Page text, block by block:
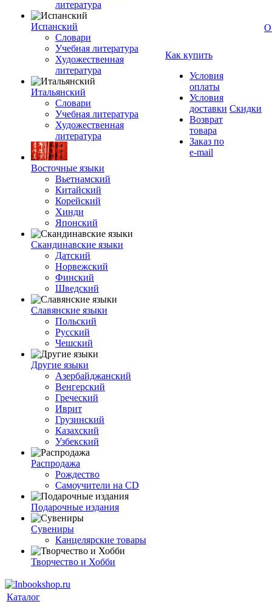
литература
Испанский
Словари
Учебная литература
Художественная
литература
Итальянский
Словари
Учебная литература
Художественная
литература
Восточные языки
Вьетнамский
Китайский
Корейский
Хинди
Японский
Скандинавские языки
Датский
Норвежский
Финский
Шведский
Славянские языки
Польский
Русский
Чешский
Другие языки
Азербайджанский
Венгерский
Греческий
Иврит
Грузинский
Казахский
Узбекский
Распродажа
Рождество
Самоучители на CD
Подарочные издания
Сувениры
Канцелярские товары
Творчество и Хобби
Как купить
Условия
оплаты
Условия
доставки
Возврат
товара
Заказ по
e-mail
Скидки
О
Каталог